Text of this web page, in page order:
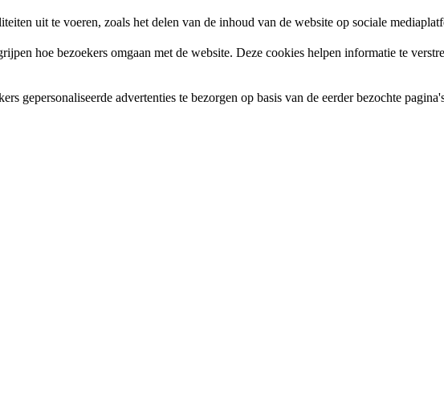
uit te voeren, zoals het delen van de inhoud van de website op sociale
hoe bezoekers omgaan met de website. Deze cookies helpen informatie te
gepersonaliseerde advertenties te bezorgen op basis van de eerder bezochte